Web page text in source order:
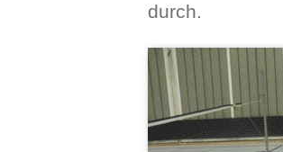
durch.